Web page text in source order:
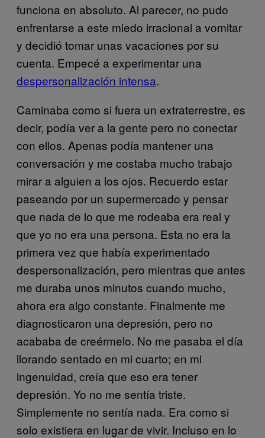
funciona en absoluto. Al parecer, no pudo
enfrentarse a este miedo irracional a vomitar
y decidió tomar unas vacaciones por su
cuenta. Empecé a experimentar una
despersonalización intensa.
Caminaba como si fuera un extraterrestre, es
decir, podía ver a la gente pero no conectar
con ellos. Apenas podía mantener una
conversación y me costaba mucho trabajo
mirar a alguien a los ojos. Recuerdo estar
paseando por un supermercado y pensar
que nada de lo que me rodeaba era real y
que yo no era una persona. Esta no era la
primera vez que había experimentado
despersonalización, pero mientras que antes
me duraba unos minutos cuando mucho,
ahora era algo constante. Finalmente me
diagnosticaron una depresión, pero no
acababa de creérmelo. No me pasaba el día
llorando sentado en mi cuarto; en mi
ingenuidad, creía que eso era tener
depresión. Yo no me sentía triste.
Simplemente no sentía nada. Era como si
solo existiera en lugar de vivir. Incluso en lo